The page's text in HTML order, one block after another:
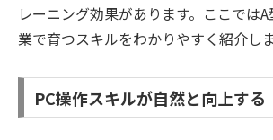
レーニング効果があります。ここでは
業で育つスキルをわかりやすく紹介しま
PC操作スキルが自然と向上する